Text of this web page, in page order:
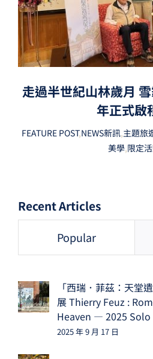
走過半世紀山林歲月
年正式啟
FEATURE POST,NEWS新訊,主題旅
美學,限定
Recent Articles
Popular
「西瑞．菲茲：天堂
展 Thierry Feuz :
Heaven — 2025
2025 年 9 月 17 日